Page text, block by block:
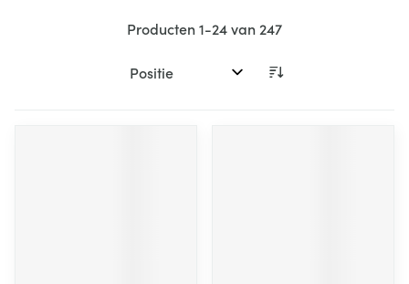
Producten1-24van 247
Sorteer op: